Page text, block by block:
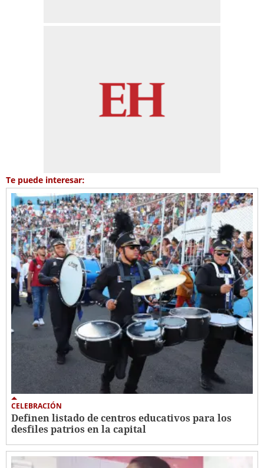
Te puede interesar:
CELEBRACIÓN
Definen listado de centros educativos para los
desfiles patrios en la capital